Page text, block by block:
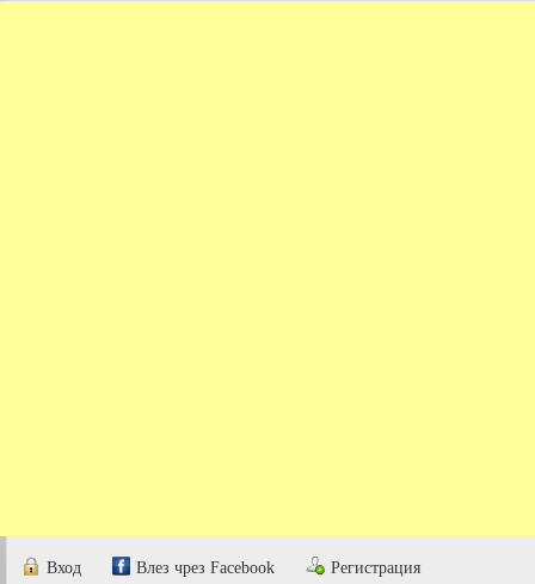
Вход Влез чрез Facebook Регистрация